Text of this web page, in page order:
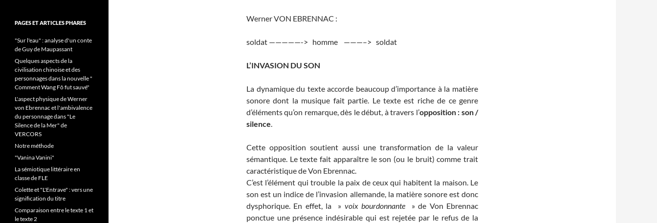
Werner VON EBRENNAC :
soldat —————-> homme ———–> soldat
L’INVASION DU SON
La dynamique du texte accorde beaucoup d’importance à la matière
sonore dont la musique fait partie. Le texte est riche de ce genre
d’éléments qu’on remarque, dès le début, à travers l’opposition : son /
silence.
Cette opposition soutient aussi une transformation de la valeur
sémantique. Le texte fait apparaître le son (ou le bruit) comme trait
caractéristique de Von Ebrennac.
C’est l’élément qui trouble la paix de ceux qui habitent la maison. Le
son est un indice de l’invasion allemande, la matière sonore est donc
dysphorique. En effet, la » voix bourdonnante» de Von Ebrennac
ponctue une présence indésirable qui est rejetée par le refus de la
PAGES ET ARTICLES PHARES
"Sur l'eau" : analyse d'un conte
de Guy de Maupassant
Quelques aspects de la
civilisation chinoise et des
personnages dans la nouvelle "
Comment Wang Fô fut sauvé"
L'aspect physique de Werner
von Ebrennac et l'ambivalence
du personnage dans "Le
Silence de la Mer" de
VERCORS
Notre méthode
"Vanina Vanini"
La sémiotique littéraire en
classe de FLE
Colette et "L'Entrave" : vers une
signification du titre
Comparaison entre le texte 1 et
le texte 2